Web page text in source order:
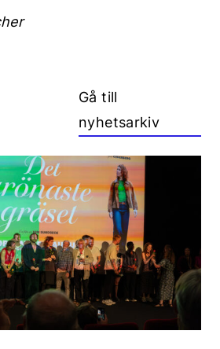
Gå till
nyhetsarkiv